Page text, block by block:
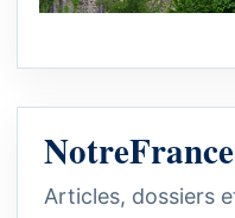
NotreFrance
Articles, dossiers